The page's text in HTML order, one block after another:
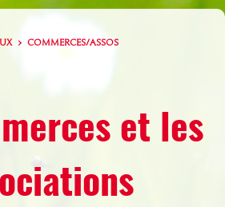
> COMMERCES/ASSOS
et les